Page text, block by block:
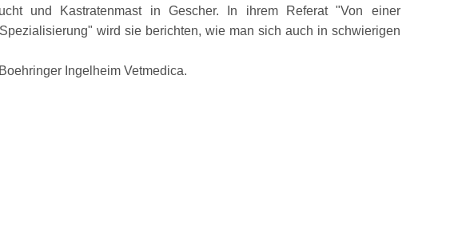
und Kastratenmast in Gescher. In ihrem Referat Von einer
wird sie berichten, wie man sich auch in schwierigen
Ingelheim Vetmedica.